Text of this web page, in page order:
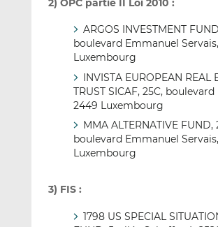
2) OPC partie II Loi 2010 :
ARGOS INVESTMENT
boulevard Emmanuel
Luxembourg
INVISTA EUROPEAN REAL
TRUST SICAF, 25C, boulevard
2449 Luxembourg
MMA ALTERNATIVE FUND,
boulevard Emmanuel
Luxembourg
3) FIS :
1798 US SPECIAL